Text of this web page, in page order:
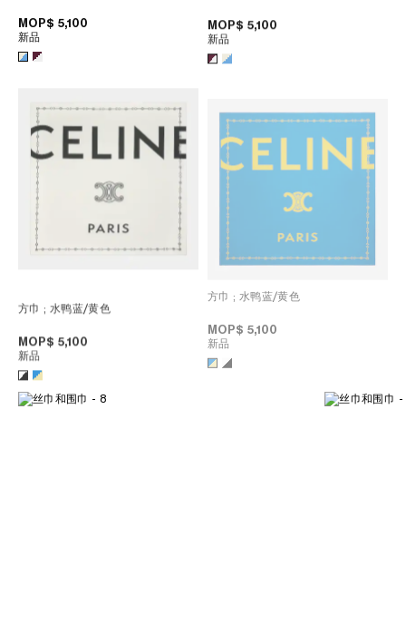
MOP$ 5,100
新品
MOP$ 5,100
新品
方巾 ; 水鸭蓝/黄色
MOP$ 5,100
新品
方巾 ; 水鸭蓝/黄色
MOP$ 5,100
新品